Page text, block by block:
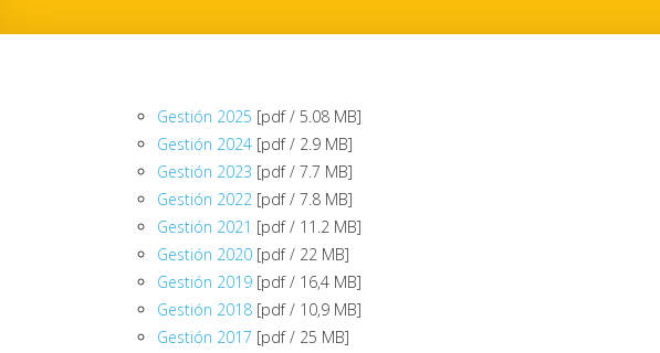
Gestión 2025 [pdf / 5.08 MB]
Gestión 2024 [pdf / 2.9 MB]
Gestión 2023 [pdf / 7.7 MB]
Gestión 2022 [pdf / 7.8 MB]
Gestión 2021 [pdf / 11.2 MB]
Gestión 2020 [pdf / 22 MB]
Gestión 2019 [pdf / 16,4 MB]
Gestión 2018 [pdf / 10,9 MB]
Gestión 2017 [pdf / 25 MB]